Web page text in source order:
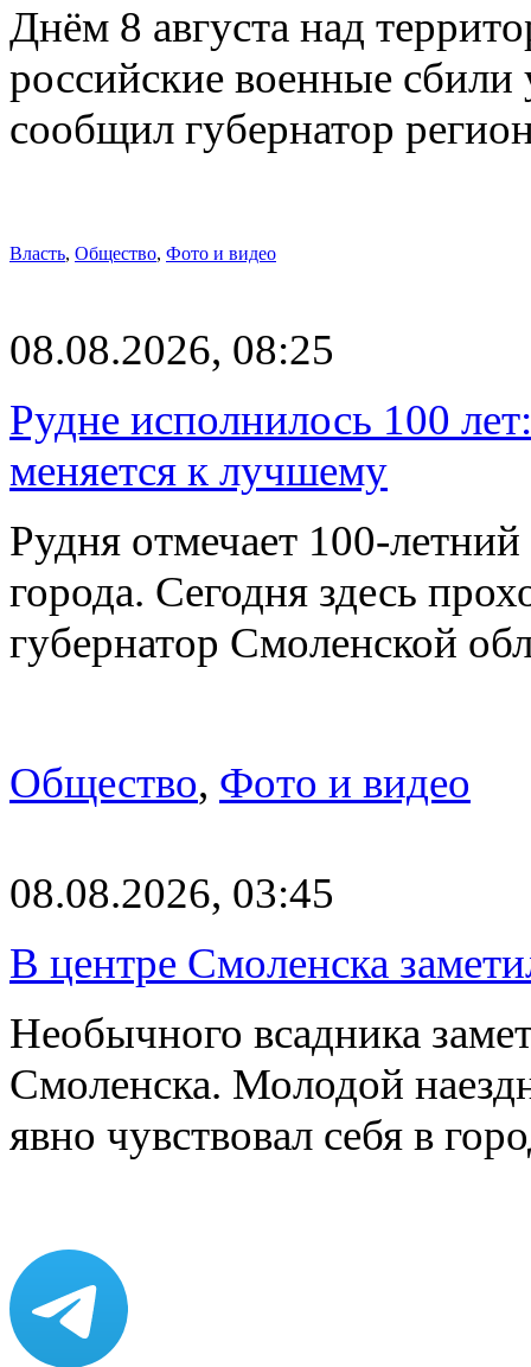
Днём 8 августа над
российские военные
сообщил губернатор
Власть, Общество, Фото и видео
08.08.2026, 08:25
Рудне исполнилось 100
меняется к лучшему
Рудня отмечает 100-
города. Сегодня здесь
губернатор Смоленской
Общество, Фото и видео
08.08.2026, 03:45
В центре Смоленска
Необычного всадника
Смоленска. Молодой
явно чувствовал себя в